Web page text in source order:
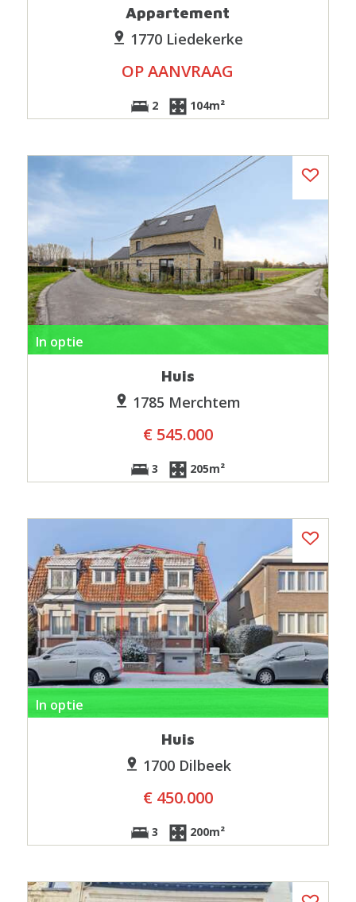
Appartement
1770 Liedekerke
OP AANVRAAG
2 104m²
In optie
Huis
1785 Merchtem
€ 545.000
3 205m²
In optie
Huis
1700 Dilbeek
€ 450.000
3 200m²